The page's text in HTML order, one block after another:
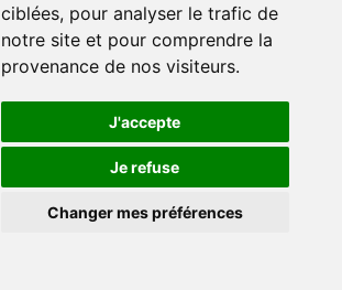
ciblées, pour analyser le trafic de
notre site et pour comprendre la
provenance de nos visiteurs.
J'accepte
Je refuse
Changer mes préférences